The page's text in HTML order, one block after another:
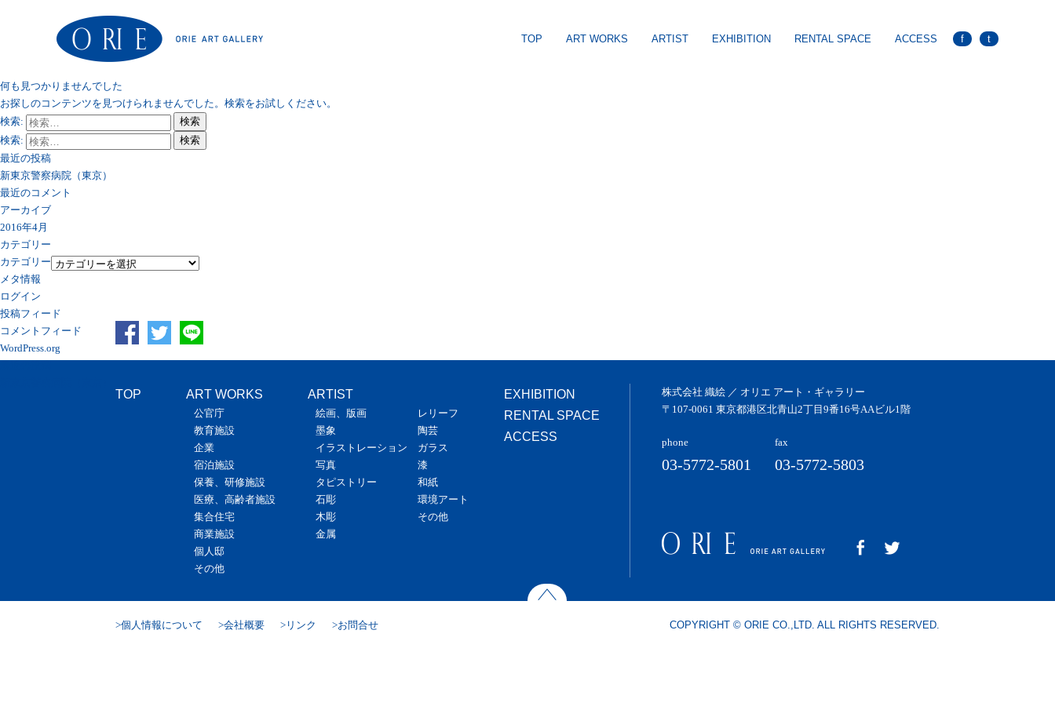
TOP ART WORKS ARTIST EXHIBITION RENTAL SPACE ACCESS f t
何も見つかりませんでした
お探しのコンテンツを見つけられませんでした。検索をお試しください。
検索:
検索
検索:
検索
最近の投稿
新東京警察病院（東京）
最近のコメント
アーカイブ
2016年4月
カテゴリー
カテゴリー
メタ情報
ログイン
投稿フィード
コメントフィード
WordPress.org
TOP ART WORKS
公官庁
教育施設
企業
宿泊施設
保養、研修施設
医療、高齢者施設
集合住宅
商業施設
個人邸
その他
ARTIST
絵画、版画
墨象
イラストレーション
写真
タピストリー
石彫
木彫
金属
レリーフ
陶芸
ガラス
漆
和紙
環境アート
その他
EXHIBITION
RENTAL SPACE
ACCESS
株式会社 織絵 ／ オリエ アート・ギャラリー
〒107-0061 東京都港区北青山2丁目9番16号AAビル1階
phone
03-5772-5801
fax
03-5772-5803
個人情報について 会社概要 リンク お問合せ COPYRIGHT © ORIE CO.,LTD. ALL RIGHTS RESERVED.